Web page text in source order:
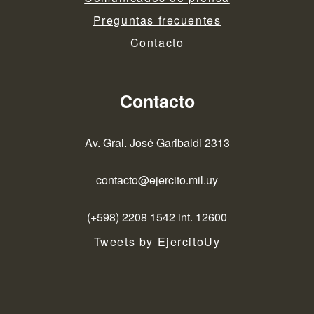
Preguntas frecuentes
Contacto
Contacto
Av. Gral. José Garibaldi 2313
contacto@ejercito.mil.uy
(+598) 2208 1542 int. 12600
Tweets by EjercitoUy